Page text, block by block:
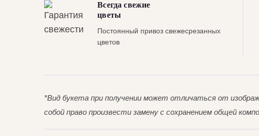
Всегда свежие
цветы
Постоянный привоз свежесрезанных
цветов
*Вид букета при получении может отличаться от
собой право произвести замену с сохранением общей